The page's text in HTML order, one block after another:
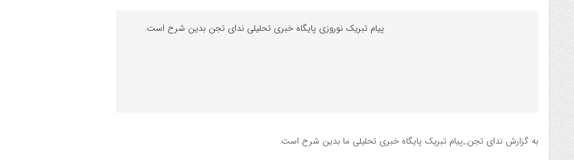
پیام تبریک نوروزی پایگاه خبری تحلیلی ندای تجن بدین شرح است.
به گزارش ندای تجن_پیام تبریک پایگاه خبری تحلیلی ما بدین شرح است.